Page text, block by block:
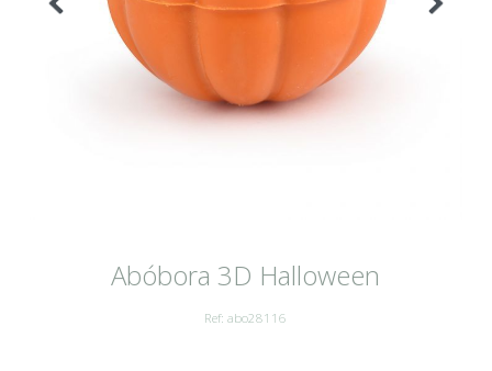
Abóbora 3D Halloween
Ref: abo28116